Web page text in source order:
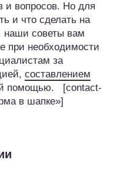
и вопросов. Но для
и что сделать на
наши советы вам
при необходимости
за
составлением
помощью. [contact-
в шапке»]